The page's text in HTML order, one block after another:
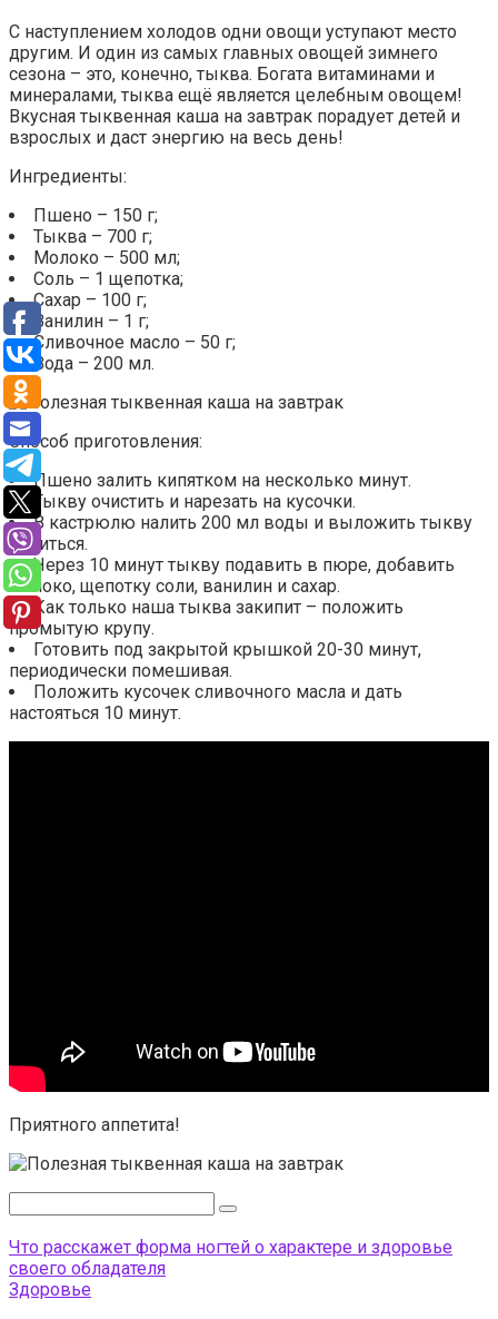
С наступлением холодов одни овощи уступают место
другим. И один из самых главных овощей зимнего
сезона – это, конечно, тыква. Богата витаминами и
минералами, тыква ещё является целебным овощем!
Вкусная тыквенная каша на завтрак порадует детей и
взрослых и даст энергию на весь день!
Ингредиенты:
Пшено – 150 г;
Тыква – 700 г;
Молоко – 500 мл;
Соль – 1 щепотка;
Сахар – 100 г;
Ванилин – 1 г;
Сливочное масло – 50 г;
Вода – 200 мл.
Способ приготовления:
Пшено залить кипятком на несколько минут.
Тыкву очистить и нарезать на кусочки.
В кастрюлю налить 200 мл воды и выложить тыкву
вариться.
Через 10 минут тыкву подавить в пюре, добавить
молоко, щепотку соли, ванилин и сахар.
Как только наша тыква закипит – положить
промытую крупу.
Готовить под закрытой крышкой 20-30 минут,
периодически помешивая.
Положить кусочек сливочного масла и дать
настояться 10 минут.
Приятного аппетита!
Что расскажет форма ногтей о характере и здоровье
своего обладателя
Здоровье